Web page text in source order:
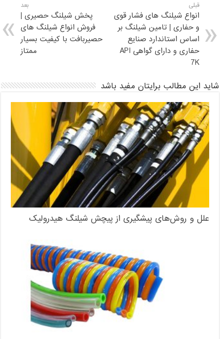
قبلی
انواع شیلنگ های فشار قوی
و حفاری | تامین شیلنگ بر
اساس استاندارد صنایع
حفاری و دارای گواهی API
7K
بعد
پخش شیلنگ حصیری |
فروش انواع شیلنگ های
حصیربافت با کیفیت بسیار
ممتاز
شاید این مطالب برایتان مفید باشد
علل و روش‌های پیشگیری از پیچش شیلنگ هیدرولیک